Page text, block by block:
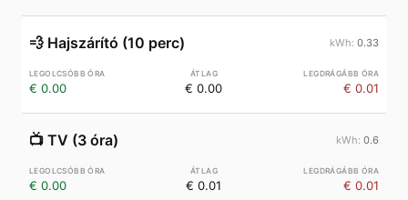
💨 Hajszárító (10 perc) 0.33
€ 0.00 € 0.00 € 0.01
📺 TV (3 óra) 0.6
€ 0.00 € 0.01 € 0.01